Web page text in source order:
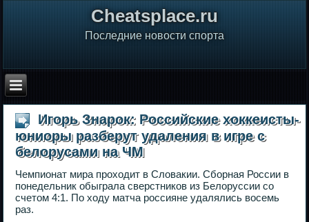
Сheatsplace.ru
Последние новости спорта
Игорь Знарок: Российские хоккеисты-
юниоры разберут удаления в игре с
белорусами на ЧМ
Чемпионат мира проходит в Словакии. Сборная России в
понедельник обыграла сверстников из Белоруссии со
счетом 4:1. По ходу матча россияне удалялись восемь
раз.